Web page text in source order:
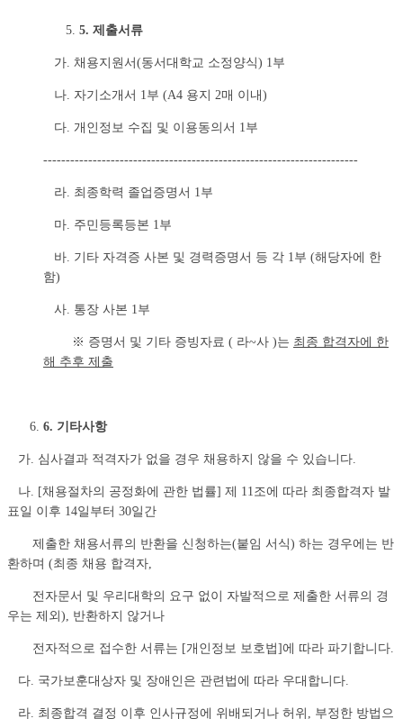
5. 제출서류
가. 채용지원서(동서대학교 소정양식) 1부
나. 자기소개서 1부 (A4 용지 2매 이내)
다. 개인정보 수집 및 이용동의서 1부
----------------------------------------------------------------------
라. 최종학력 졸업증명서 1부
마. 주민등록등본 1부
바. 기타 자격증 사본 및 경력증명서 등 각 1부 (해당자에 한
함)
사. 통장 사본 1부
※ 증명서 및 기타 증빙자료 ( 라~사 )는 최종 합격자에 한
해 추후 제출
6. 기타사항
가. 심사결과 적격자가 없을 경우 채용하지 않을 수 있습니다.
나. [채용절차의 공정화에 관한 법률] 제 11조에 따라 최종합격자 발
표일 이후 14일부터 30일간
제출한 채용서류의 반환을 신청하는(붙임 서식) 하는 경우에는 반
환하며 (최종 채용 합격자,
전자문서 및 우리대학의 요구 없이 자발적으로 제출한 서류의 경
우는 제외), 반환하지 않거나
전자적으로 접수한 서류는 [개인정보 보호법]에 따라 파기합니다.
다. 국가보훈대상자 및 장애인은 관련법에 따라 우대합니다.
라. 최종합격 결정 이후 인사규정에 위배되거나 허위, 부정한 방법으